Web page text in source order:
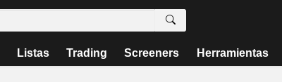
Listas Trading Screeners Herramientas